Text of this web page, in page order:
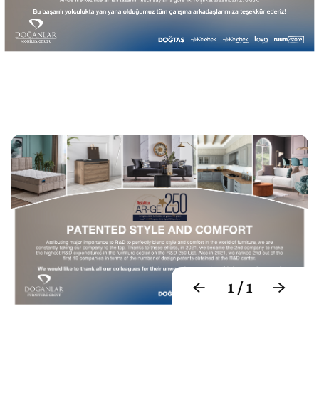
1 /1